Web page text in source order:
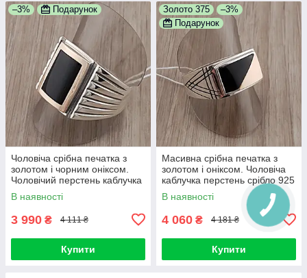
–3% Подарунок
Чоловіча срібна печатка з
золотом і чорним оніксом.
Чоловічий перстень каблучка
В наявності
3 990 ₴ 4 111 ₴
Купити
Золото 375
–3%
Подарунок
Масивна срібна печатка з
золотом і оніксом. Чоловіча
каблучка перстень срібло 925
і вставка золото 375
В наявності
4 060 ₴ 4 181 ₴
Купити